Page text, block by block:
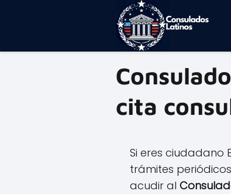
cita
Si eres ciudadano
trámites
acudir al